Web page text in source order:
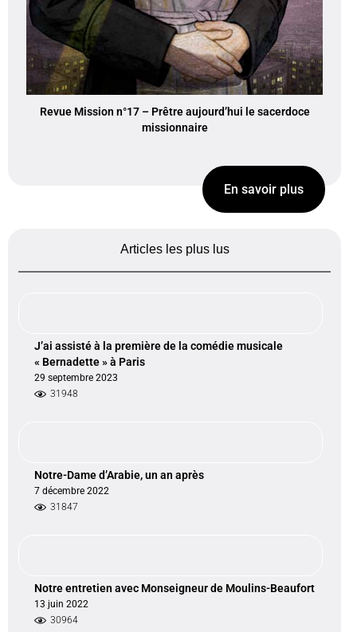
Revue Mission n°17 – Prêtre aujourd’hui le sacerdoce
missionnaire
En savoir plus
Articles les plus lus
J’ai assisté à la première de la comédie musicale
« Bernadette » à Paris
29 septembre 2023
31948
Notre-Dame d’Arabie, un an après
7 décembre 2022
31847
Notre entretien avec Monseigneur de Moulins-Beaufort
13 juin 2022
30964